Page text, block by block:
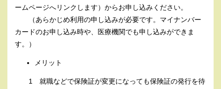
ームページへリンクします）からお申し込みください。
（あらかじめ利用の申し込みが必要です。マイナンバー
カードのお申し込み時や、医療機関でも申し込みができま
す。）
メリット
1 就職などで保険証が変更になっても保険証の発行を待